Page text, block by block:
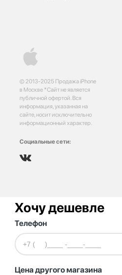
© 2013-2025 Продажа iPhone
в Москве *Сайт не является
публичной офертой. Вся
информация, указанная на
сайте, носит исключительно
информационный характер.
Социальные сети:
Хочу дешевле
Телефон
Цена другого магазина